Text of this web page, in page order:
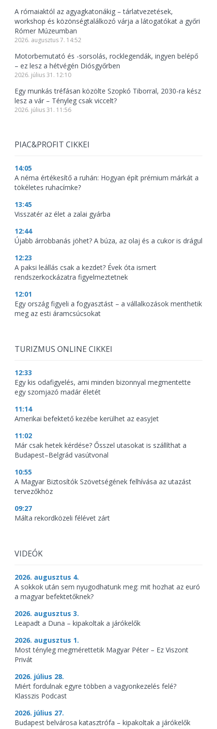
A rómaiaktól az agyagkatonákig – tárlatvezetések,
workshop és közönségtalálkozó várja a látogatókat a győri
Rómer Múzeumban
2026. augusztus 7. 14:52
Motorbemutató és -sorsolás, rocklegendák, ingyen belépő
– ez lesz a hétvégén Diósgyőrben
2026. július 31. 12:10
Egy munkás tréfásan közölte Szopkó Tiborral, 2030-ra kész
lesz a vár – Tényleg csak viccelt?
2026. július 31. 11:56
PIAC&PROFIT CIKKEI
14:05
A néma értékesítő a ruhán: Hogyan épít prémium márkát a
tökéletes ruhacímke?
13:45
Visszatér az élet a zalai gyárba
12:44
Újabb árrobbanás jöhet? A búza, az olaj és a cukor is drágul
12:23
A paksi leállás csak a kezdet? Évek óta ismert
rendszerkockázatra figyelmeztetnek
12:01
Egy ország figyeli a fogyasztást – a vállalkozások menthetik
meg az esti áramcsúcsokat
TURIZMUS ONLINE CIKKEI
12:33
Egy kis odafigyelés, ami minden bizonnyal megmentette
egy szomjazó madár életét
11:14
Amerikai befektető kezébe kerülhet az easyJet
11:02
Már csak hetek kérdése? Ősszel utasokat is szállíthat a
Budapest–Belgrád vasútvonal
10:55
A Magyar Biztosítók Szövetségének felhívása az utazást
tervezőkhöz
09:27
Málta rekordközeli félévet zárt
VIDEÓK
2026. augusztus 4.
A sokkok után sem nyugodhatunk meg: mit hozhat az euró
a magyar befektetőknek?
2026. augusztus 3.
Leapadt a Duna – kipakoltak a járókelők
2026. augusztus 1.
Most tényleg megmérettetik Magyar Péter – Ez Viszont
Privát
2026. július 28.
Miért fordulnak egyre többen a vagyonkezelés felé?
Klasszis Podcast
2026. július 27.
Budapest belvárosa katasztrófa – kipakoltak a járókelők